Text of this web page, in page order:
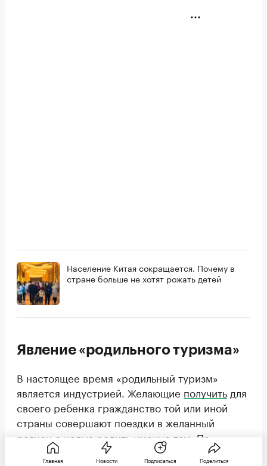
Население Китая сокращается. Почему в
стране больше не хотят рожать детей
Явление «родильного туризма»
В настоящее время «родильный туризм»
является индустрией. Желающие получить для
своего ребенка гражданство той или иной
страны совершают поездки в желанный
регион с целью родить именно там. По
действующему закону США, например,
Главная Новости Подписаться Поделиться